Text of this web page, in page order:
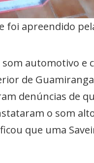
apreendido
automotivo e
de
denúncias de
o som
que uma